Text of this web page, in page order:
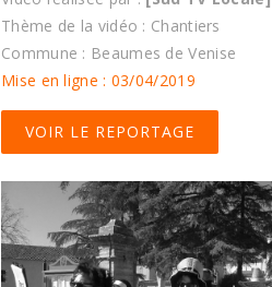
Thème de la vidéo : Chantiers
Commune : Beaumes de Venise
Mise en ligne : 03/04/2019
VOIR LE REPORTAGE